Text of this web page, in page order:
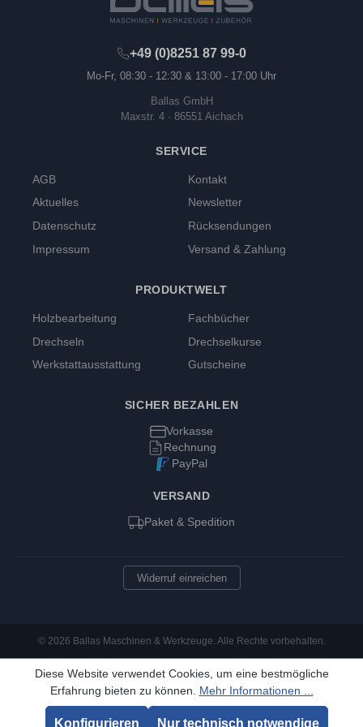
+49 (0)8251 87 99-0
Mo-Fr, 08:30 - 12:30 & 13:00 - 17:00 Uhr
Ballas GmbH
Maxstr. 4 · 86551 Aichach
SERVICE
AGB
Aktuelles
Datenschutz
Impressum
Kontakt
Newsletter
Rücksendungen
Versand & Zahlung
PRODUKTWELT
Holzbearbeitung
Drechseln
Werkstattausstattung
Fachbücher
Drechselkurse
Gutscheine
SICHER BEZAHLEN
Vorkasse
Rechnung
PayPal
VERSAND
Paket & Spedition
Widerruf einreichen
© 2026 Ballas Maschinen & Werkzeuge. Alle Rechte vorbehalten.
Diese Website verwendet Cookies, um eine bestmögliche
Erfahrung bieten zu können. Mehr Informationen ...
Nur technisch notwendige
Konfigurieren